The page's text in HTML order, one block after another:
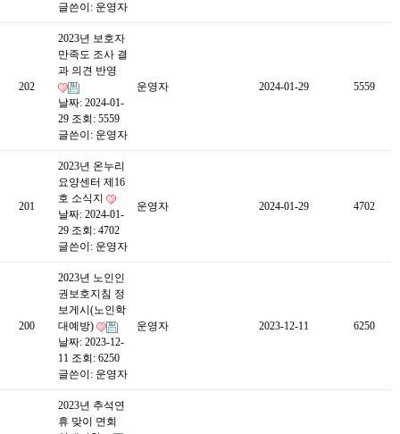
글쓴이: 운영자
202
2023년 보호자
만족도 조사 결
과 의견 반영
날짜: 2024-01-
29 조회: 5559
글쓴이: 운영자
운영자 2024-01-29 5559
201
2023년 온누리
요양센터 제16
호 소식지
날짜: 2024-01-
29 조회: 4702
글쓴이: 운영자
운영자 2024-01-29 4702
200
2023년 노인인
권보호지침 정
보게시(노인학
대예방)
날짜: 2023-12-
11 조회: 6250
글쓴이: 운영자
운영자 2023-12-11 6250
2023년 추석연
휴 맞이 면회